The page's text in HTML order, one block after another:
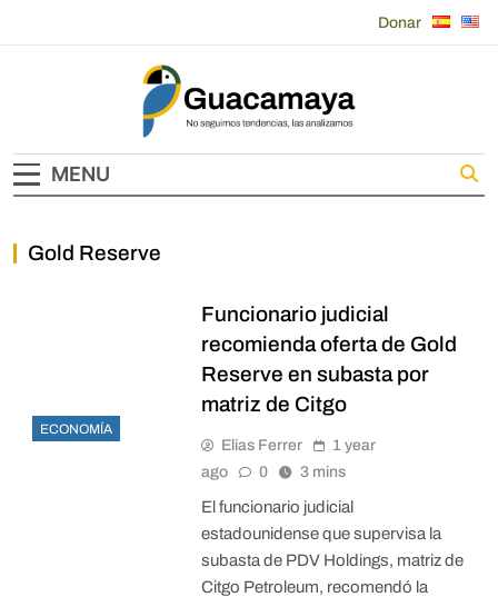
Donar
Guacamaya
MENU
Gold Reserve
ECONOMÍA
Funcionario judicial
recomienda oferta de Gold
Reserve en subasta por
matriz de Citgo
Elias Ferrer
1 year
ago
0 3 mins
El funcionario judicial
estadounidense que supervisa la
subasta de PDV Holdings, matriz de
Citgo Petroleum, recomendó la